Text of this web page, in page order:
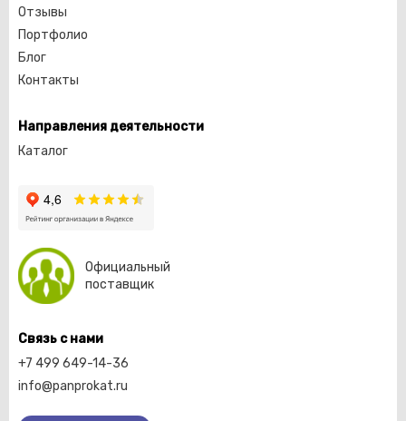
Отзывы
Портфолио
Блог
Контакты
Направления деятельности
Каталог
Официальный
поставщик
Связь с нами
+7 499 649-14-36
info@panprokat.ru